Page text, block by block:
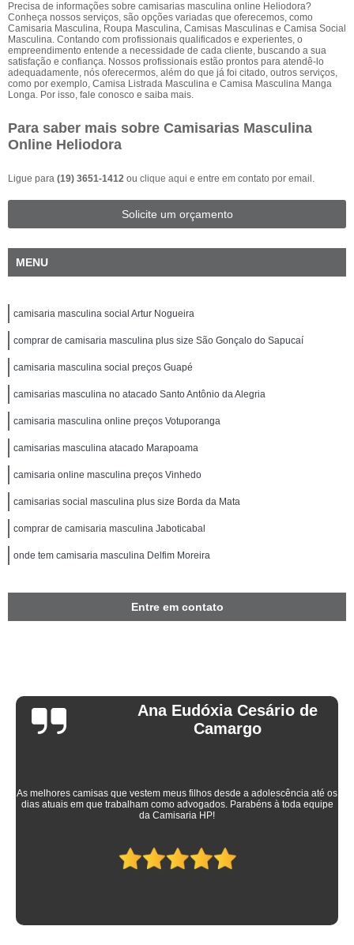
Precisa de informações sobre camisarias masculina online Heliodora?
Conheça nossos serviços, são opções variadas que oferecemos, como
Camisaria Masculina, Roupa Masculina, Camisas Masculinas e Camisa Social
Masculina. Contando com profissionais qualificados e experientes, o
empreendimento entende a necessidade de cada cliente, buscando a sua
satisfação e confiança. Nossos profissionais estão prontos para atendê-lo
adequadamente, nós oferecermos, além do que já foi citado, outros serviços,
como por exemplo, Camisa Listrada Masculina e Camisa Masculina Manga
Longa. Por isso, fale conosco e saiba mais.
Para saber mais sobre Camisarias Masculina
Online Heliodora
Ligue para (19) 3651-1412 ou clique aqui e entre em contato por email.
Solicite um orçamento
MENU
camisaria masculina social Artur Nogueira
comprar de camisaria masculina plus size São Gonçalo do Sapucaí
camisaria masculina social preços Guapé
camisarias masculina no atacado Santo Antônio da Alegria
camisaria masculina online preços Votuporanga
camisarias masculina atacado Marapoama
camisaria online masculina preços Vinhedo
camisarias social masculina plus size Borda da Mata
comprar de camisaria masculina Jaboticabal
onde tem camisaria masculina Delfim Moreira
Entre em contato
Ana Eudóxia Cesário de
Camargo
As melhores camisas que vestem meus filhos desde a adolescência até os
dias atuais em que trabalham como advogados. Parabéns à toda equipe
da Camisaria HP!